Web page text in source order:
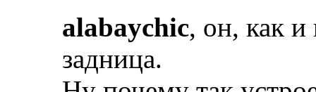
alabaychic, он, как и
задница.